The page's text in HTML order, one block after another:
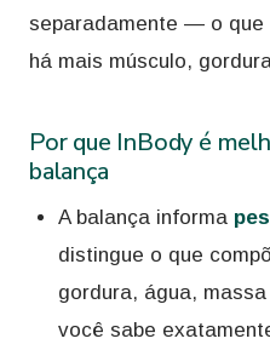
separadamente — o
há mais músculo,
Por que InBody é
balança
A balança informa
distingue o que
gordura, água,
você sabe